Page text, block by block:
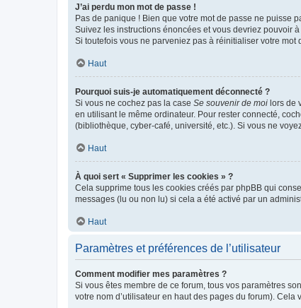
J’ai perdu mon mot de passe !
Pas de panique ! Bien que votre mot de passe ne puisse
Suivez les instructions énoncées et vous devriez pouvoir
Si toutefois vous ne parveniez pas à réinitialiser votre
Haut
Pourquoi suis-je automatiquement déconnecté ?
Si vous ne cochez pas la case Se souvenir de moi lors de
en utilisant le même ordinateur. Pour rester connecté,
(bibliothèque, cyber-café, université, etc.). Si vous ne
Haut
À quoi sert « Supprimer les cookies » ?
Cela supprime tous les cookies créés par phpBB qui
messages (lu ou non lu) si cela a été activé par un
Haut
Paramètres et préférences de l’utilisateur
Comment modifier mes paramètres ?
Si vous êtes membre de ce forum, tous vos paramètres
votre nom d’utilisateur en haut des pages du forum).